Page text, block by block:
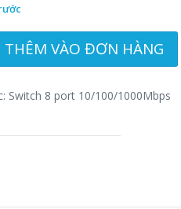
THÊM VÀO ĐƠN HÀNG
Switch 8 port 10/100/1000Mbps